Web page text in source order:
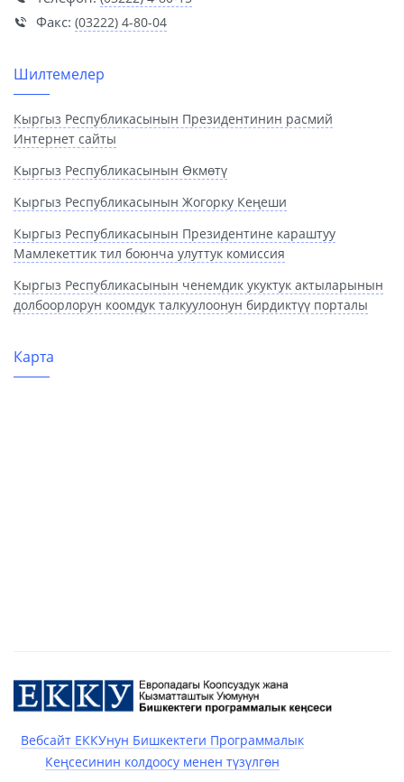
Факс: (03222) 4-80-04
Шилтемелер
Кыргыз Республикасынын Президентинин расмий
Интернет сайты
Кыргыз Республикасынын Өкмөтү
Кыргыз Республикасынын Жогорку Кеңеши
Кыргыз Республикасынын Президентине караштуу
Мамлекеттик тил боюнча улуттук комиссия
Кыргыз Республикасынын ченемдик укуктук актыларынын
долбоорлорун коомдук талкуулоонун бирдиктүү порталы
Карта
Вебсайт ЕККУнун Бишкектеги Программалык
Кеңсесинин колдоосу менен түзүлгөн